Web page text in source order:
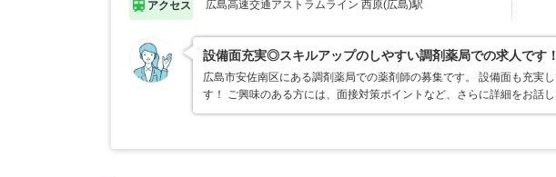
アクセス 広島高速交通アストラムライン 西原(広島)駅
設備面充実◎スキルアップのしやすい調剤薬局での求人です！
広島市安佐南区にある調剤薬局での薬剤師の募集です。 設備面も充実
す！ ご興味のある方には、面接対策ポイントなど、さらに詳細をお話